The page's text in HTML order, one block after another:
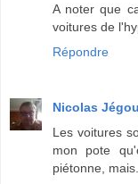
A noter que
voitures de
Répondre
Nicolas Jégou
Les voitures
mon pote
piétonne,